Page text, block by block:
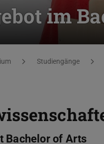
im
Studiengänge
Bachelor of Arts